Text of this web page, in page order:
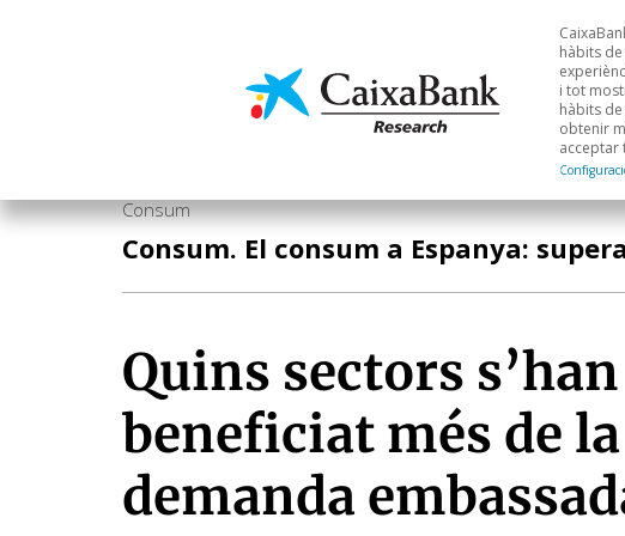
Economia i mercats
hàbits
i tot
hàbits de
obtenir
acceptar
Consum
Consum. El consum a Espanya:
Quins sectors s’han
beneficiat més de la
demanda